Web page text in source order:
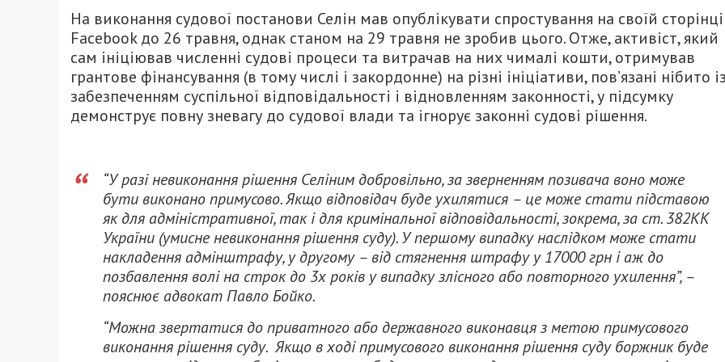
На виконання судової постанови Селін мав опублікувати спростування на своїй
Facebook до 26 травня, однак станом на 29 травня не зробив цього. Отже, активіст, який
сам ініціював численні судові процеси та витрачав на них чималі кошти, отримував
грантове фінансування (в тому числі і закордонне) на різні ініціативи, пов’язані нібито
забезпеченням суспільної відповідальності і відновленням законності, у підсумку
демонструє повну зневагу до судової влади та ігнорує законні судові рішення.
“У разі невиконання рішення Селіним добровільно, за зверненням позивача воно може
бути виконано примусово. Якщо відповідач буде ухилятися – це може стати підставою
як для адміністративної, так і для кримінальної відповідальності, зокрема, за ст. 382КК
України (умисне невиконання рішення суду). У першому випадку наслідком може стати
накладення адмінштрафу, у другому – від стягнення штрафу у 17000 грн і аж до
позбавлення волі на строк до 3х років у випадку злісного або повторного ухилення”, –
пояснює адвокат Павло Бойко.
“Можна звертатися до приватного або державного виконавця з метою примусового
виконання рішення суду. Якщо в ході примусового виконання рішення суду боржник буде